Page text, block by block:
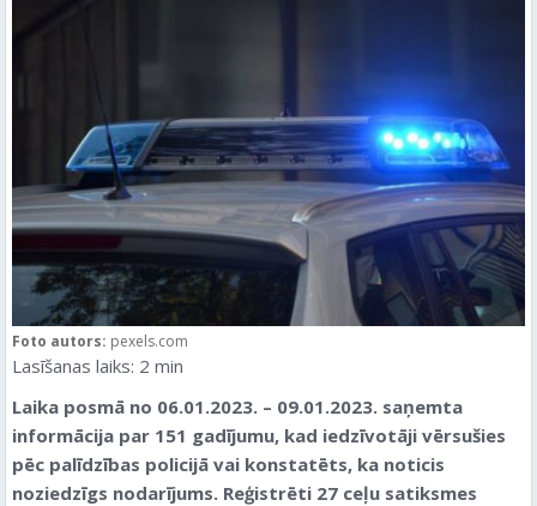
Foto autors: pexels.com
Lasīšanas laiks: 2 min
Laika posmā no 06.01.2023. ­– 09.01.2023. saņemta
informācija par 151 gadījumu, kad iedzīvotāji vērsušies
pēc palīdzības policijā vai konstatēts, ka noticis
noziedzīgs nodarījums. Reģistrēti 27 ceļu satiksmes